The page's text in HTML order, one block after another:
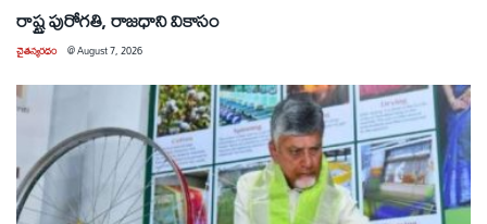
రాష్ట్ర పురోగతి, రాజధాని వికాసం
చైతన్యరధం @August 7, 2026